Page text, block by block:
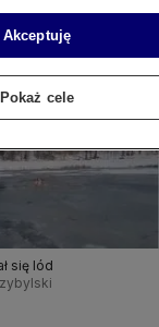
się lód
Akceptuję
Pokaż cele